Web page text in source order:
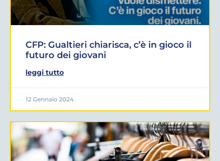
CFP: Gualtieri chiarisca, c’è in gioco il
futuro dei giovani
leggi tutto
12 Gennaio 2024